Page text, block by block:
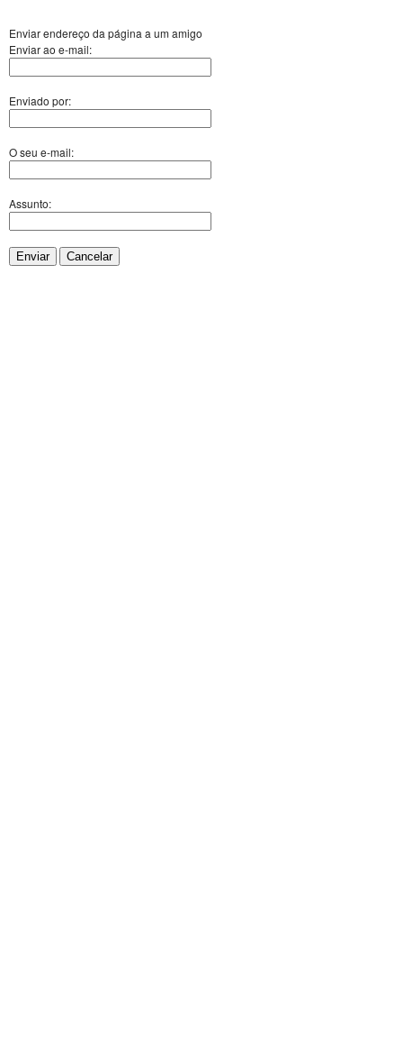
Enviar endereço da página a um amigo
Enviar ao e-mail:
Enviado por:
O seu e-mail:
Assunto:
Enviar Cancelar